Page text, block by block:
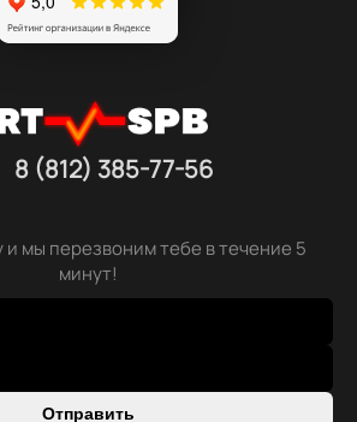
8 (812) 385-77-56
мы перезвоним тебе в течение 5
минут!
Отправить